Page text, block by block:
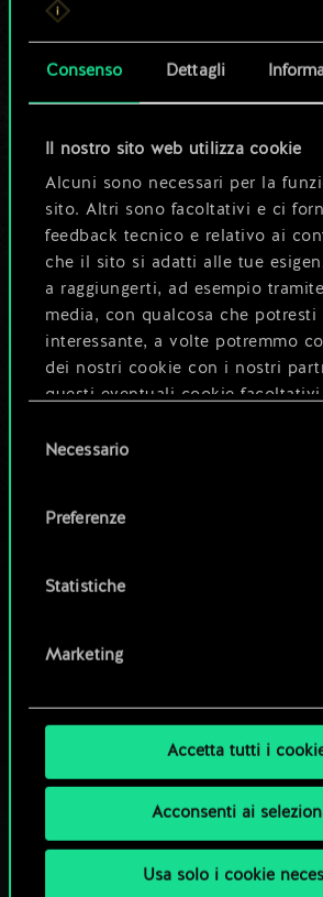
Consenso Dettagli
Il nostro sito web utilizza cookie
Alcuni sono necessari per la
sito. Altri sono facoltativi e ci
feedback tecnico e relativo ai
che il sito si adatti alle tue
a raggiungerti, ad esempio
media, con qualcosa che potresti
interessante, a volte potremmo
dei nostri cookie con i nostri
questi eventuali cookie
Tutti i dettagli su come
disponibili nel menu
delNecessario
Preferenze
Statistiche
Marketing
Accetta tutti i
Acconsenti ai
Usa solo i cookie
molto
Dai un nome al mazzo e
guida
Modifica mazzo